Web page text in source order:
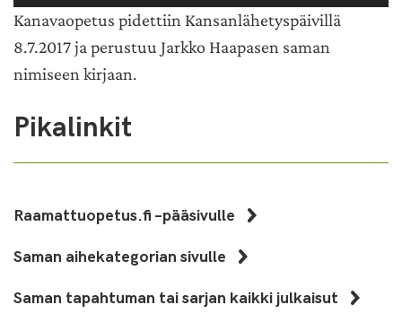
Kanavaopetus pidettiin Kansanlähetyspäivillä
8.7.2017 ja perustuu Jarkko Haapasen saman
nimiseen kirjaan.
Pikalinkit
Raamattuopetus.fi –pääsivulle
Saman aihekategorian sivulle
Saman tapahtuman tai sarjan kaikki julkaisut